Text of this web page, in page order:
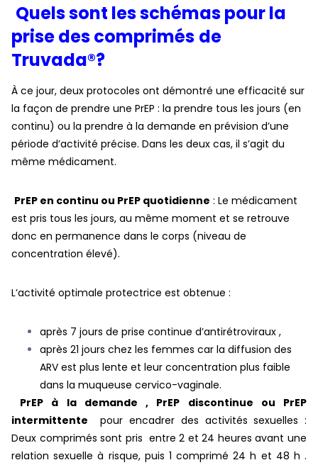
Quels sont les schémas pour la
prise des comprimés de
Truvada®?
À ce jour, deux protocoles ont démontré une efficacité sur
la façon de prendre une PrEP : la prendre tous les jours (en
continu) ou la prendre à la demande en prévision d’une
période d’activité précise. Dans les deux cas, il s’agit du
même médicament.
PrEP en continu ou PrEP quotidienne : Le médicament
est pris tous les jours, au même moment et se retrouve
donc en permanence dans le corps (niveau de
concentration élevé).
L’activité optimale protectrice est obtenue :
après 7 jours de prise continue d’antirétroviraux ,
après 21 jours chez les femmes car la diffusion des
ARV est plus lente et leur concentration plus faible
dans la muqueuse cervico-vaginale.
PrEP à la demande , PrEP discontinue ou PrEP
intermittente pour encadrer des activités sexuelles :
Deux comprimés sont pris entre 2 et 24 heures avant une
relation sexuelle à risque, puis 1 comprimé 24 h et 48 h .